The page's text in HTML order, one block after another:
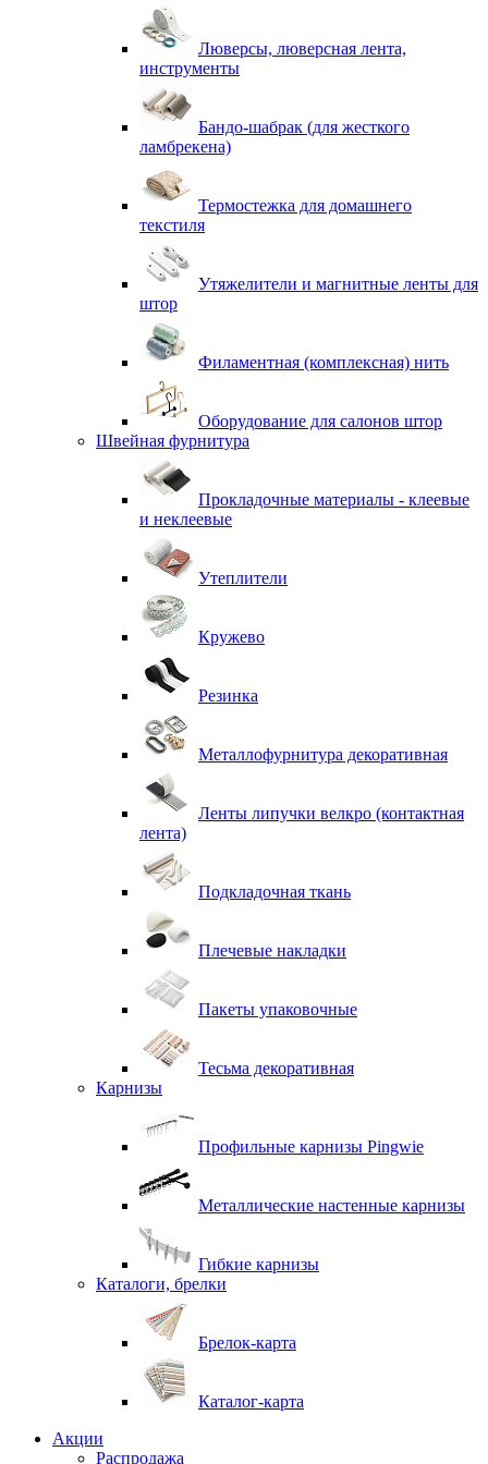
Люверсы, люверсная лента,
инструменты
Бандо-шабрак (для жесткого
ламбрекена)
Термостежка для домашнего
текстиля
Утяжелители и магнитные ленты для
штор
Филаментная (комплексная) нить
Оборудование для салонов штор
Швейная фурнитура
Прокладочные материалы - клеевые
и неклеевые
Утеплители
Кружево
Резинка
Металлофурнитура декоративная
Ленты липучки велкро (контактная
лента)
Подкладочная ткань
Плечевые накладки
Пакеты упаковочные
Тесьма декоративная
Карнизы
Профильные карнизы Pingwie
Металлические настенные карнизы
Гибкие карнизы
Каталоги, брелки
Брелок-карта
Каталог-карта
Акции
Распродажа